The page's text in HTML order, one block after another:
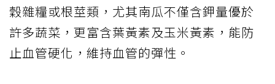
穀雜糧或根莖類，尤其南瓜不僅含鉀量優於
許多蔬菜，更富含葉黃素及玉米黃素，能防
止血管硬化，維持血管的彈性。